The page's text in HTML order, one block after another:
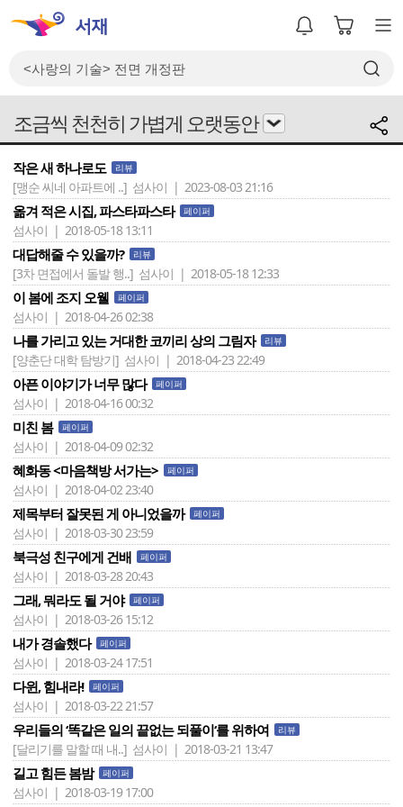
조금씩 천천히 가볍게 오랫동안
작은 새 하나로도 리뷰
[맹순 씨네 아파트에 ..] 섬사이 | 2023-08-03 21:16
옮겨 적은 시집, 파스타파스타 페이퍼
섬사이 | 2018-05-18 13:11
대답해줄 수 있을까? 리뷰
[3차 면접에서 돌발 행..] 섬사이 | 2018-05-18 12:33
이 봄에 조지 오웰 페이퍼
섬사이 | 2018-04-26 02:38
나를 가리고 있는 거대한 코끼리 상의 그림자 리뷰
[양춘단 대학 탐방기] 섬사이 | 2018-04-23 22:49
아픈 이야기가 너무 많다 페이퍼
섬사이 | 2018-04-16 00:32
미친 봄 페이퍼
섬사이 | 2018-04-09 02:32
혜화동 <마음책방 서가는> 페이퍼
섬사이 | 2018-04-02 23:40
제목부터 잘못된 게 아니었을까 페이퍼
섬사이 | 2018-03-30 23:59
북극성 친구에게 건배 페이퍼
섬사이 | 2018-03-28 20:43
그래, 뭐라도 될 거야 페이퍼
섬사이 | 2018-03-26 15:12
내가 경솔했다 페이퍼
섬사이 | 2018-03-24 17:51
다윈, 힘내라! 페이퍼
섬사이 | 2018-03-22 21:57
우리들의 ‘똑같은 일의 끝없는 되풀이‘를 위하여 리뷰
[달리기를 말할 때 내..] 섬사이 | 2018-03-21 13:47
길고 힘든 봄밤 페이퍼
섬사이 | 2018-03-19 17:00